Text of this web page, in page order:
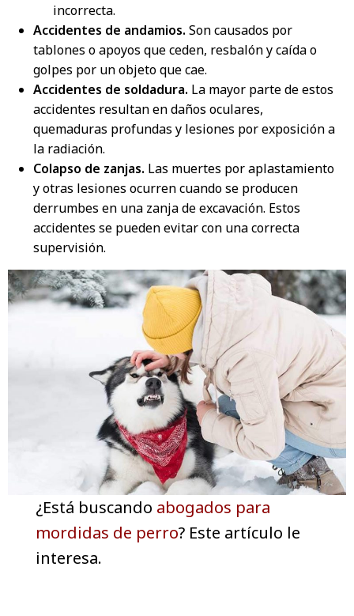
incorrecta.
Accidentes de andamios.Son causados por
tablones o apoyos que ceden, resbalón y caída o
golpes por un objeto que cae.
Accidentes de soldadura. La mayor parte de estos
accidentes resultan en daños oculares,
quemaduras profundas y lesiones por exposición a
la radiación.
Colapso de zanjas. Las muertes por aplastamiento
y otras lesiones ocurren cuando se producen
derrumbes en una zanja de excavación. Estos
accidentes se pueden evitar con una correcta
supervisión.
¿Está buscando abogados para
mordidas de perro? Este artículo le
interesa.